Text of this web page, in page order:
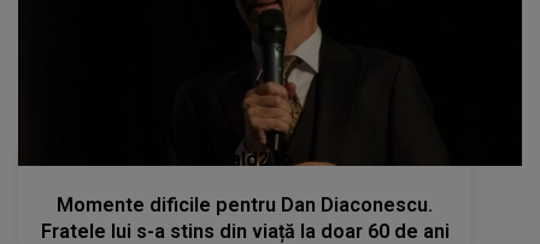
kanald2.ro
Momente dificile pentru Dan Diaconescu.
Fratele lui s-a stins din viață la doar 60 de ani